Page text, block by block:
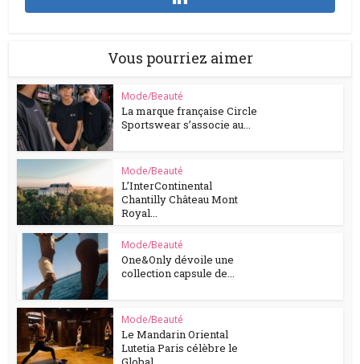
Vous pourriez aimer
Mode/Beauté
La marque française Circle
Sportswear s’associe au...
Mode/Beauté
L’InterContinental
Chantilly Château Mont
Royal...
Mode/Beauté
One&Only dévoile une
collection capsule de...
Mode/Beauté
Le Mandarin Oriental
Lutetia Paris célèbre le